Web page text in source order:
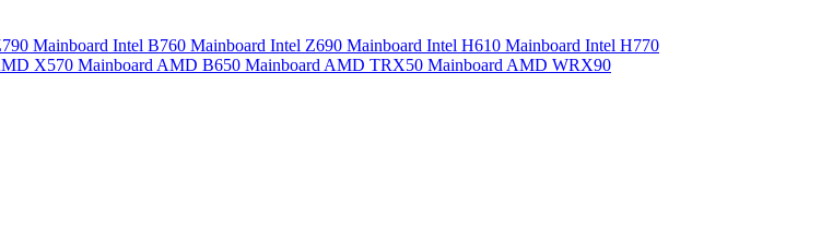
Mainboard Intel B760 Mainboard Intel Z690 Mainboard Intel H610 Mainboard Intel H770
X570 Mainboard AMD B650 Mainboard AMD TRX50 Mainboard AMD WRX90